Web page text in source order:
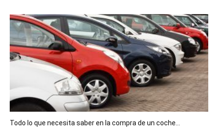
Todo lo que necesita saber en la compra de un coche...